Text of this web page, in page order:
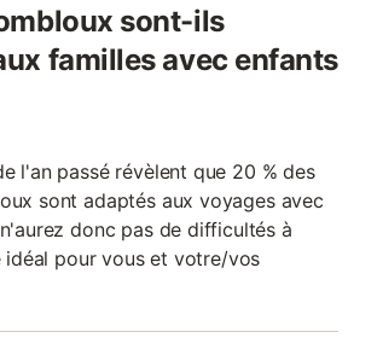
sont-ils
familles avec enfants
l'an passé révèlent que 20 % des
sont adaptés aux voyages avec
donc pas de difficultés à
pour vous et votre/vos